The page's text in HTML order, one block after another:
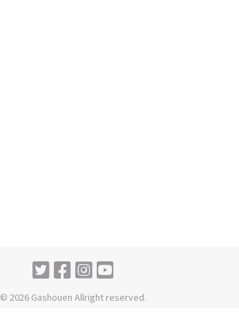
© 2026 Gashouen Allright reserved.